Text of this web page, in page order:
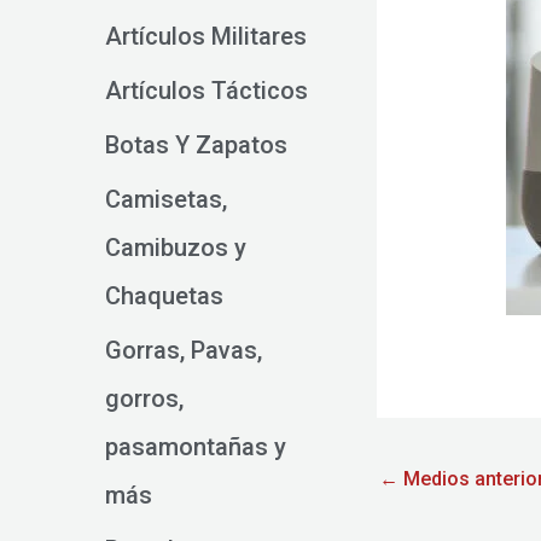
Artículos Militares
Artículos Tácticos
Botas Y Zapatos
Camisetas,
Camibuzos y
Chaquetas
Gorras, Pavas,
gorros,
pasamontañas y
más
← Medios